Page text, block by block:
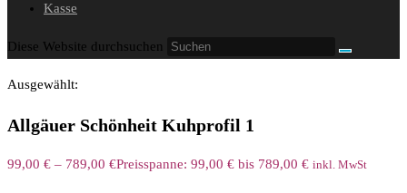
Kasse
Diese Website durchsuchen
Ausgewählt:
Allgäuer Schönheit Kuhprofil 1
99,00 € – 789,00 €Preisspanne: 99,00 € bis 789,00 € inkl. MwSt